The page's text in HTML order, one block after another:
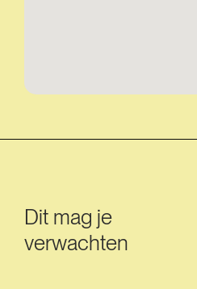
Dit mag je
verwachten